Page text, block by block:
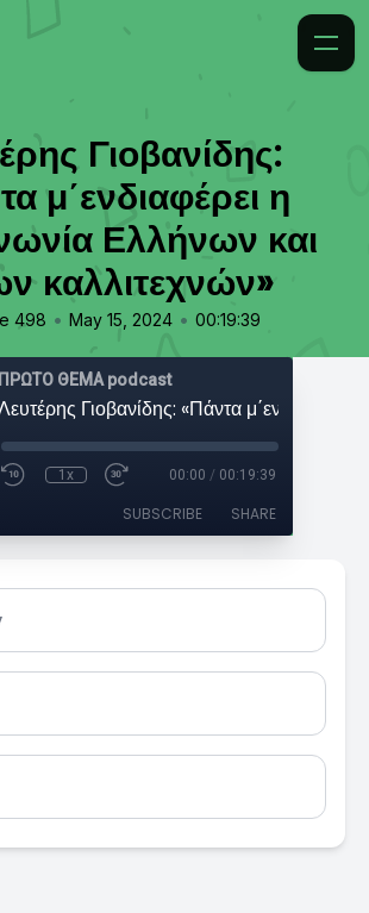
Γιοβανίδης:
μ΄ενδιαφέρει η
Ελλήνων και
καλλιτεχνών»
498 • May 15, 2024 • 00:19:39
ΠΡΩΤΟ ΘΕΜΑ podcast
1x 00:00 / 00:19:39
SUBSCRIBE SHARE